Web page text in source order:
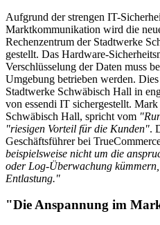
Aufgrund der strengen IT-
Marktkommunikation wird die
Rechenzentrum der Stadtwerke
gestellt. Das Hardware-
Verschlüsselung der Daten muss
Umgebung betrieben werden.
Stadtwerke Schwäbisch Hall in
von essendi IT sichergestellt.
Schwäbisch Hall, spricht vom
"riesigen Vorteil für die Kunden".
Geschäftsführer bei
beispielsweise nicht um die
oder Log-Überwachung
Entlastung."
"Die Anspannung im